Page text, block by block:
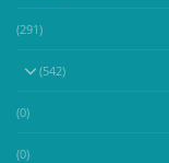
(291)
(542)
(0)
(0)